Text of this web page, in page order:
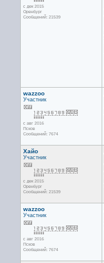
с дек 2015
Оренбург
Сообщений: 21539
wazzoo
Участник
с авг 2016
Псков
Сообщений: 7674
Хайо
Участник
с дек 2015
Оренбург
Сообщений: 21539
wazzoo
Участник
с авг 2016
Псков
Сообщений: 7674